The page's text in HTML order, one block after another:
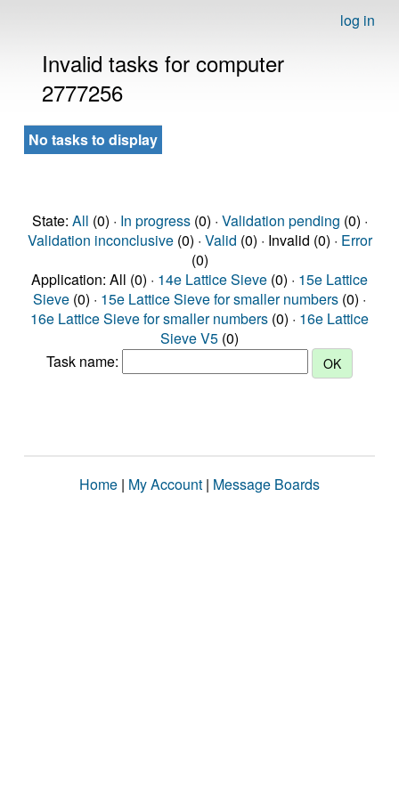
log in
Invalid tasks for computer
2777256
No tasks to display
State: All (0) · In progress(0) · Validation pending (0) ·
Validation inconclusive(0) · Valid (0) · Invalid (0) · Error
(0)
Application: All (0) · 14e Lattice Sieve (0) · 15e Lattice
Sieve (0) · 15e Lattice Sieve for smaller numbers (0) ·
16e Lattice Sieve for smaller numbers (0) · 16e Lattice
Sieve V5 (0)
Task name:
Home | My Account | Message Boards